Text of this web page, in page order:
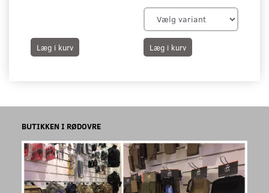
Læg i kurv Læg i kurv
BUTIKKEN I RØDOVRE